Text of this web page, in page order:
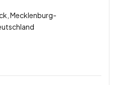
Mecklenburg-